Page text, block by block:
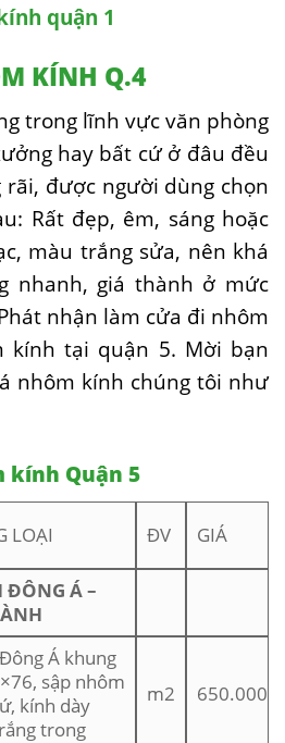
quận 1
KÍNH Q.4
trong lĩnh vực văn phòng
hay bất cứ ở đâu đều
được người dùng chọn
Rất đẹp, êm, sáng hoặc
màu trắng sửa, nên khá
nhanh, giá thành ở mức
nhận làm cửa đi nhôm
kính tại quận 5. Mời bạn
nhôm kính chúng tôi như
kính Quận 5
LOẠI ĐV GIÁ
ĐÔNG Á –
Á khung
sập nhôm
kính dày
trong
m2 650.000